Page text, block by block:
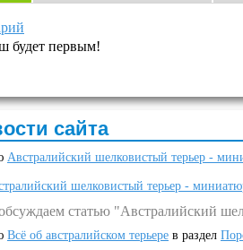
будет первым!
сайта
Австралийский шелковистый терьер -
шелковистый терьер -
статью "Австралийский
Всё об австралийском терьере в раздел